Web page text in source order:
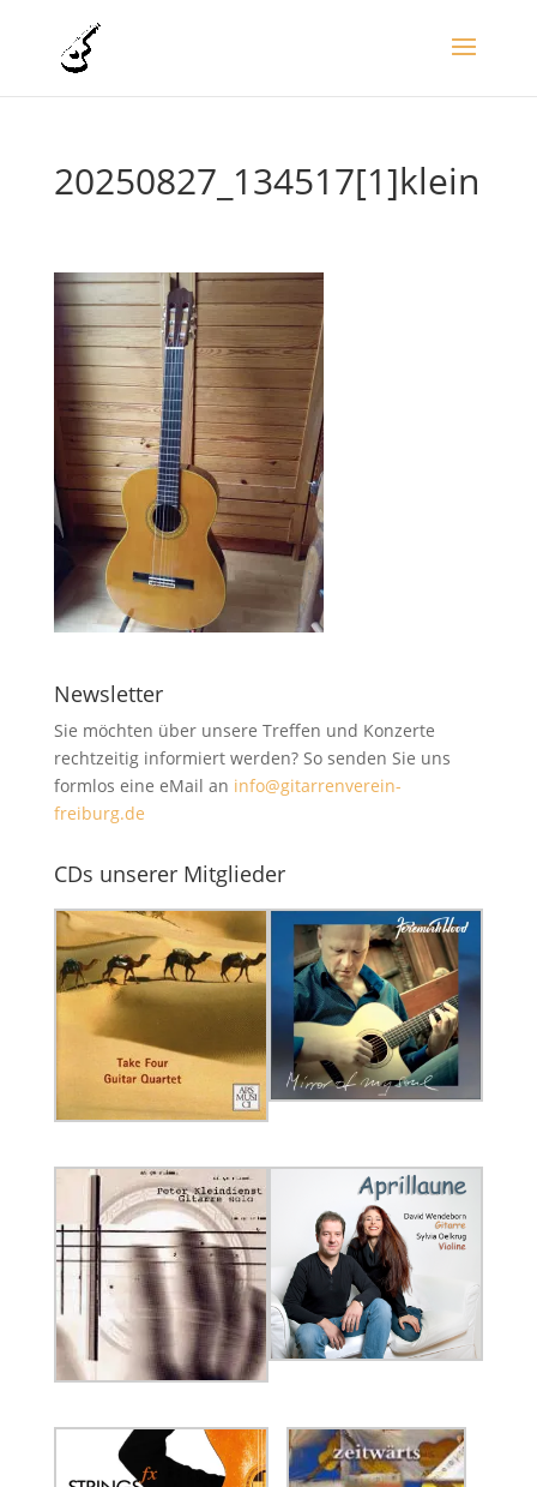
20250827_134517[1]klein
Newsletter
Sie möchten über unsere Treffen und Konzerte
rechtzeitig informiert werden? So senden Sie uns
formlos eine eMail an info@gitarrenverein-
freiburg.de
CDs unserer Mitglieder